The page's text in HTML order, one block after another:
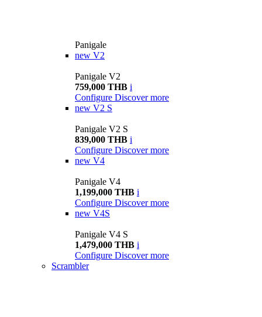
Panigale
new V2
Panigale V2
759,000 THB i
Configure Discover more
new V2 S
Panigale V2 S
839,000 THB i
Configure Discover more
new V4
Panigale V4
1,199,000 THB i
Configure Discover more
new V4S
Panigale V4 S
1,479,000 THB i
Configure Discover more
Scrambler